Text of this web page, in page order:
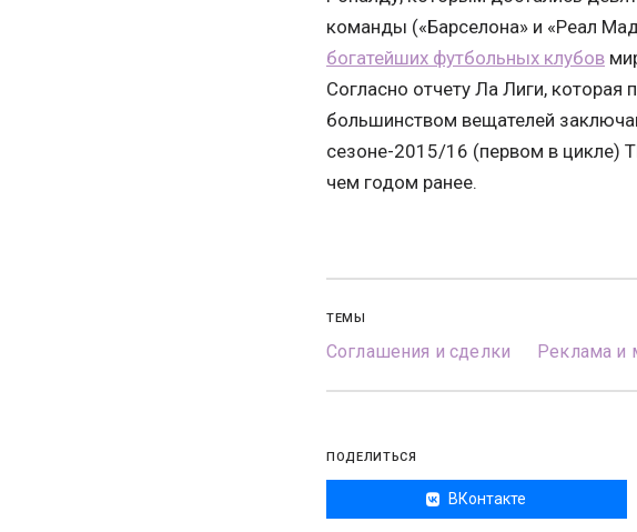
команды («Барселона» и «Реал
богатейших футбольных клубов
Согласно отчету Ла Лиги,
большинством вещателей
сезоне-2015/16 (первом в цикле)
чем годом ранее.
ТЕМЫ
Соглашения и сделки Реклама и
ПОДЕЛИТЬСЯ
ВКонтакте